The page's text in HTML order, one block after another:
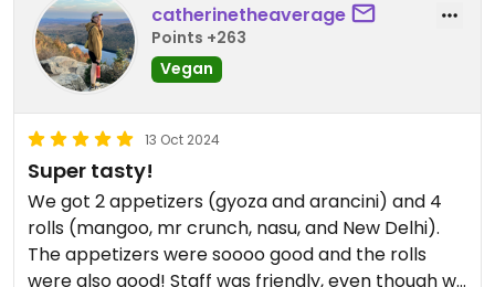
catherinetheaverage
Points +263
Vegan
13 Oct 2024
Super tasty!
We got 2 appetizers (gyoza and arancini) and 4
rolls (mangoo, mr crunch, nasu, and New Delhi).
The appetizers were soooo good and the rolls
were also good! Staff was friendly, even though we